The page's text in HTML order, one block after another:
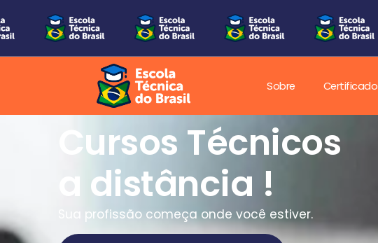
Sobre Certificado
Cursos Técnicos
a distância !
Sua profissão começa onde você estiver.